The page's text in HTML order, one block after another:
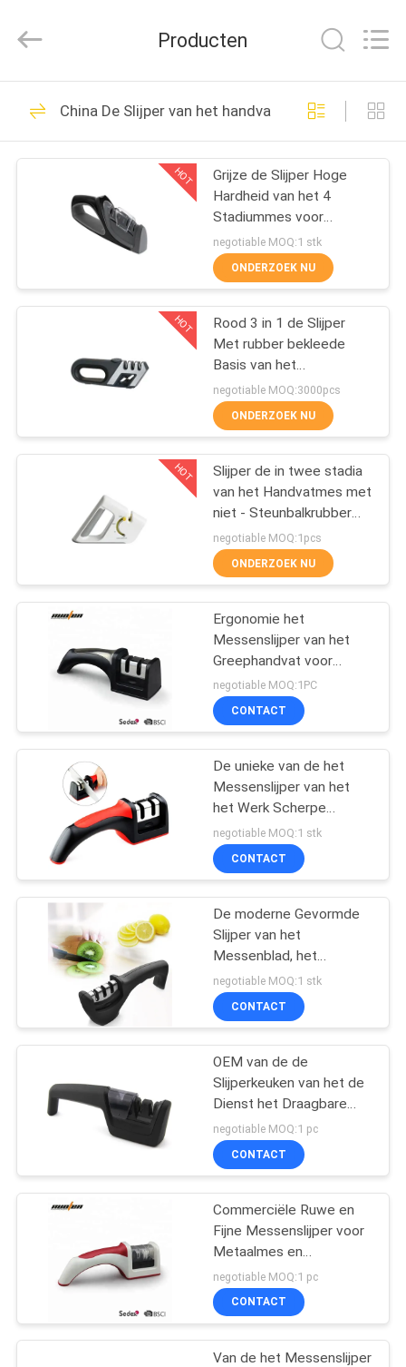
HUIS
PRODUCTEN
VIDEO'S
ONS
FABRIEKSTOUR
KWALITEITSCONTROLE
CONTACT
OP
NIEUWS
GEVALLEN
VRAAG
OFFERTE
SITEMAP
PRIVACY
POLICY
Electric
Appliance
All
Reserved.
De Slijper van het
huishoudenmes
45
De Slijper van het
keukenmes
55
Openluchtmessenslijper
21
De Slijper van het
handvatmes
De Slijper van het
zuigingsmes
32
Elektrische
Messenslijper
24
Wetsteen
Scherpende Steen
Producten
China De Slijper van het handvatmes
HOT
Grijze de Slijper Hoge
Hardheid van het 4
Stadiummes voor
Aziatische en Europese
Messen
negotiable MOQ:1 stk
ONDERZOEK NU
HOT
Rood 3 in 1 de Slijper
Met rubber bekleede
Basis van het
Handvatmes voor
Gevechtsgravure, Filet
negotiable MOQ:3000pcs
ONDERZOEK NU
HOT
Slijper de in twee stadia
van het Handvatmes met
niet - Steunbalkrubber
voor Zakmes
negotiable MOQ:1pcs
ONDERZOEK NU
Ergonomie het
Messenslijper van het
Greephandvat voor
Zakmessen met
Wolframstaal
negotiable MOQ:1PC
CONTACT
De unieke van de het
Messenslijper van het
het Werk Scherpe
Handvat Kleine
Scherpende
Hulpmiddelen
negotiable MOQ:1 stk
CONTACT
De moderne Gevormde
Slijper van het
Messenblad, het
Messenslijper van de
Chef-kokskeus voor
Huisvrouw
negotiable MOQ:1 stk
CONTACT
OEM van de de
Slijperkeuken van het de
Dienst het Draagbare
Mes Scherpende
Hulpmiddel voor Chef-
kokmessen
negotiable MOQ:1 pc
CONTACT
Commerciële Ruwe en
Fijne Messenslijper voor
Metaalmes en
Ceramische Messen
negotiable MOQ:1 pc
CONTACT
Van de het Messenslijper